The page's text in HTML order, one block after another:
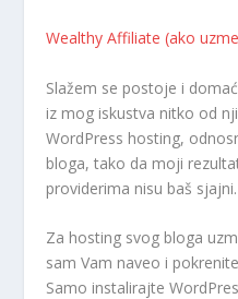
Wealthy Affiliate (ako
Slažem se postoje i
iz mog iskustva nitko od
WordPress hosting,
bloga, tako da moji
providerima nisu baš sjajni.
Za hosting svog bloga
sam Vam naveo i
Samo instalirajte